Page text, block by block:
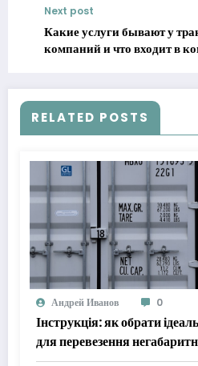
Next post
Какие услуги бывают у
компаний и что входит в
RELATED POSTS
Андрей Иванов 0
Інструкція: як обрати
для перевезення